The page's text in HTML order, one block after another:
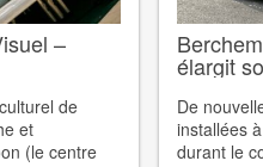
–
de
et
(le centre
élargit
De
installées
durant le